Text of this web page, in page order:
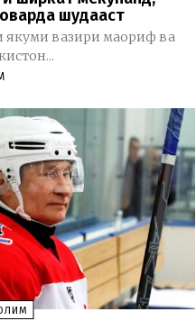
шудааст
вазири маориф ва